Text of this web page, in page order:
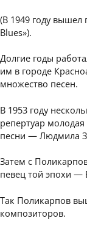
(В 1949 году
Blues»).
Долгие годы
им в городе
множество песен.
В 1953 году
репертуар
песни — Людмила
Затем с
певец той эпохи
Так Поликарпов
композиторов.